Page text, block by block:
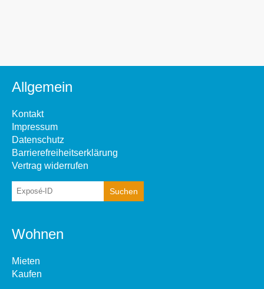
Allgemein
Kontakt
Impressum
Datenschutz
Barrierefreiheitserklärung
Vertrag widerrufen
Wohnen
Mieten
Kaufen